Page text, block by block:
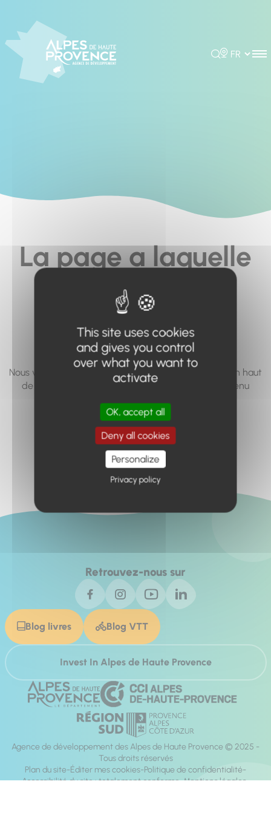
Rechercher
Choisir la
La page a laquelle
vous cherchez à
accéder n'existe
pas... ou plus.
Nous vous invitons à utiliser le moteur de recherche en haut
de page, ou à utiliser le menu pour trouver le contenu
Retour à l'accueil
Retrouvez-nous sur
Blog livres Blog VTT
Invest In Alpes de Haute Provence
Agence de développement des Alpes de Haute Provence © 2025 -
Tous droits réservés
Plan du site Éditer mes cookies Politique de confidentialité
Accessibilité du site : totalement conforme Mentions légales
This site uses cookies
and gives you control
over what you want to
activate
OK, accept all
Deny all cookies
Personalize
Privacy policy